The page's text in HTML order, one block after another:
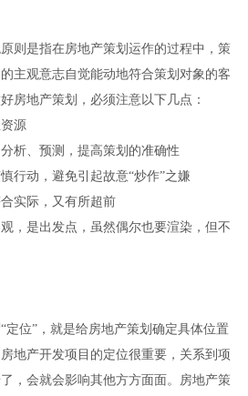
则是指在房地产策划运作的过程中，策
主观意志自觉能动地符合策划对象的客
房地产策划，必须注意以下几点：
源
析、预测，提高策划的准确性
行动，避免引起故意“炒作”之嫌
实际，又有所超前
，是出发点，虽然偶尔也要渲染，但不
定位”，就是给房地产策划确定具体位置
地产开发项目的定位很重要，关系到项
，会就会影响其他方方面面。房地产策